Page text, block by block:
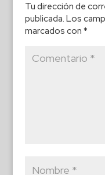
Tu dirección de
publicada. Los
marcados con *